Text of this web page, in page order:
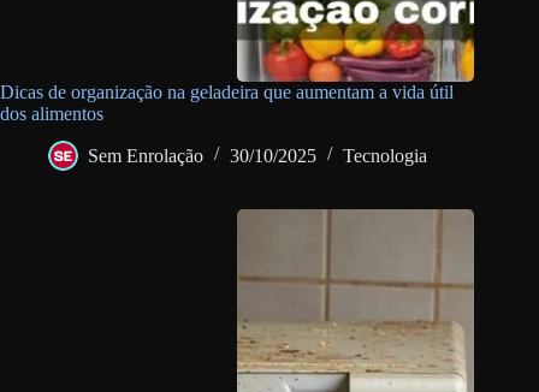
Dicas de organização na geladeira que aumentam a vida útil
dos alimentos
Sem Enrolação 30/10/2025 Tecnologia